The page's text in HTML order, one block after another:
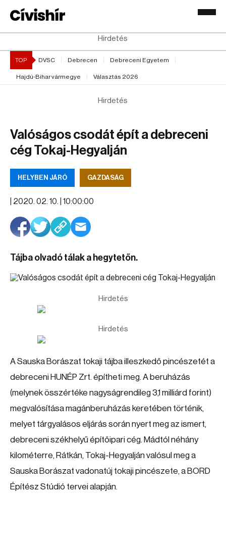
Hirdetés
TOP DVSC Debrecen Debreceni Egyetem
Hajdú-Bihar vármegye Választás 2026
Hirdetés
Valóságos csodát épít a debreceni
cég Tokaj-Hegyalján
HELYBEN JÁRÓ GAZDASÁG
2020. 02. 10. | 10:00:00
Tájba olvadó tálak a hegytetőn.
Hirdetés
Hirdetés
A Sauska Borászat tokaji tájba illeszkedő pincészetét a
debreceni HUNÉP Zrt. építheti meg. A beruházás
(melynek összértéke nagyságrendileg 3,1 milliárd forint)
megvalósítása magánberuházás keretében történik,
melyet tárgyalásos eljárás során nyert meg az ismert,
debreceni székhelyű építőipari cég. Mádtól néhány
kilométerre, Rátkán, Tokaj-Hegyalján valósul meg a
Sauska Borászat vadonatúj tokaji pincészete, a BORD
Építész Stúdió tervei alapján.